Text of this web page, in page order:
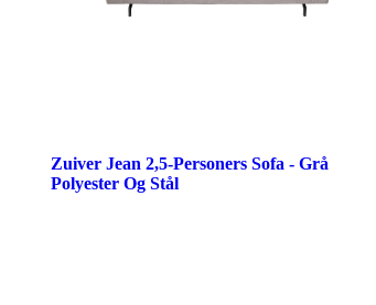
Zuiver Jean 2,5-Personers Sofa - Grå
Polyester Og Stål